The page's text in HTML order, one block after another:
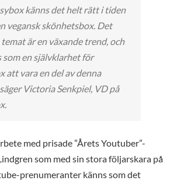
känns det helt rätt i tiden
vegansk skönhetsbox. Det
temat är en växande trend, och
som en självklarhet för
att vara en del av denna
Victoria Senkpiel, VD på
med prisade ”Årets Youtuber”-
som med sin stora följarskara på
prenumeranter känns som det